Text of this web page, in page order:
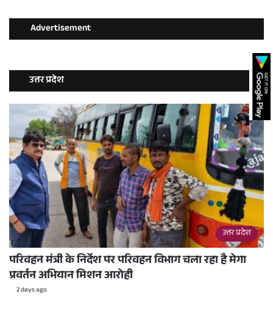
Advertisement
उत्तर प्रदेश
उत्तर प्रदेश
परिवहन मंत्री के निर्देश पर परिवहन विभाग चला रहा है मेगा
प्रवर्तन अभियान मिशन आरोही
2 days ago